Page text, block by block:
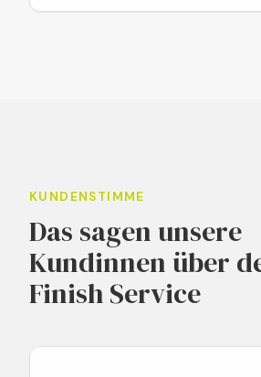
KUNDENSTIMME
Das sagen unsere
Kundinnen über
Finish Service